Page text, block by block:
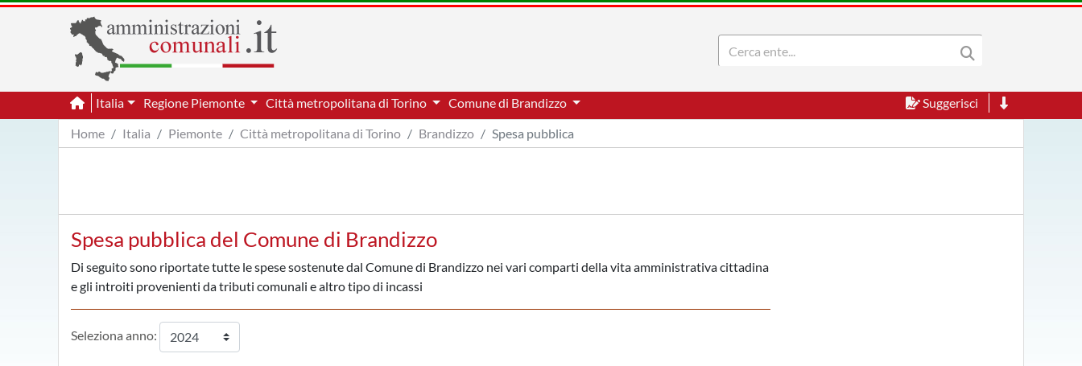
Italia Regione Piemonte Città metropolitana di Torino Comune di Brandizzo
Suggerisci
Home
Italia Piemonte Città metropolitana di Torino Brandizzo Spesa pubblica
Spesa pubblica del Comune di Brandizzo
Di seguito sono riportate tutte le spese sostenute dal Comune di Brandizzo nei vari comparti della vita amministrativa cittadina
e gli introiti provenienti da tributi comunali e altro tipo di incassi
Seleziona anno: